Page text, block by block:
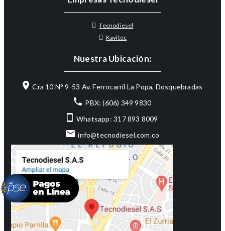
Tecnodiesel
Kavitec
Nuestra Ubicación:
Cra 10 N° 9-53 Av. Ferrocarril La Popa, Dosquebradas
PBX: (606) 349 9830
Whatsapp: 317 893 8009
info@tecnodiesel.com.co